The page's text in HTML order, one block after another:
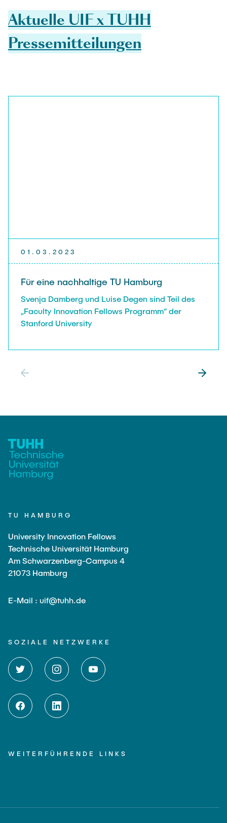
Aktuelle UIF x TUHH
Pressemitteilungen
01.03.2023
Für eine nachhaltige TU Hamburg
Svenja Damberg und Luise Degen sind Teil des
„Faculty Innovation Fellows Programm“ der
Stanford University
TU HAMBURG
University Innovation Fellows
Technische Universität Hamburg
Am Schwarzenberg-Campus 4
21073 Hamburg
E-Mail : uif@tuhh.de
SOZIALE NETZWERKE
WEITERFÜHRENDE LINKS